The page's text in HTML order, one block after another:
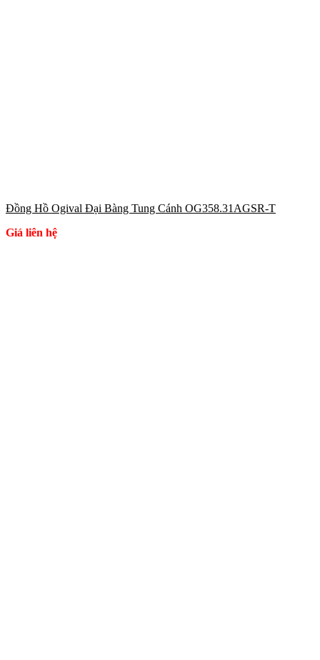
Đồng Hồ Ogival Đại Bàng Tung Cánh OG358.31AGSR-T
Giá liên hệ